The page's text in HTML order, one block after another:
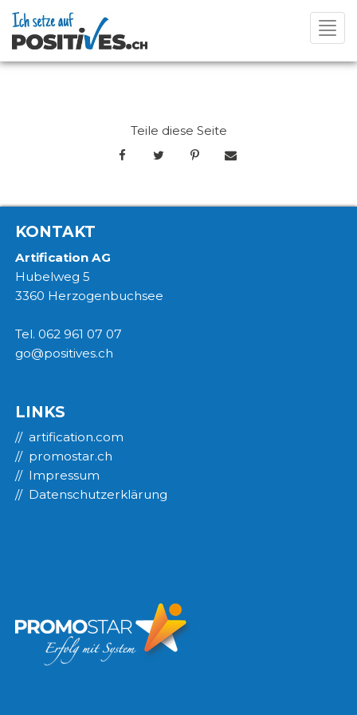
Teile diese Seite
KONTAKT
Artification AG
Hubelweg 5
3360 Herzogenbuchsee
Tel. 062 961 07 07
go@positives.ch
LINKS
artification.com
promostar.ch
Impressum
Datenschutzerklärung